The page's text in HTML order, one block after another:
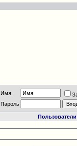
Имя
Пароль
Пользователи